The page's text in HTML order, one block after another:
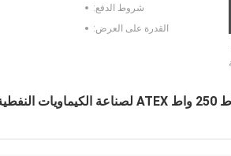
شروط الدفع:
القدرة على العرض: